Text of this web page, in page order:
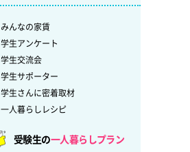
みんなの家賃
学生アンケート
学生交流会
学生サポーター
学生さんに密着取材
一人暮らしレシピ
受験生の一人暮らしプラン